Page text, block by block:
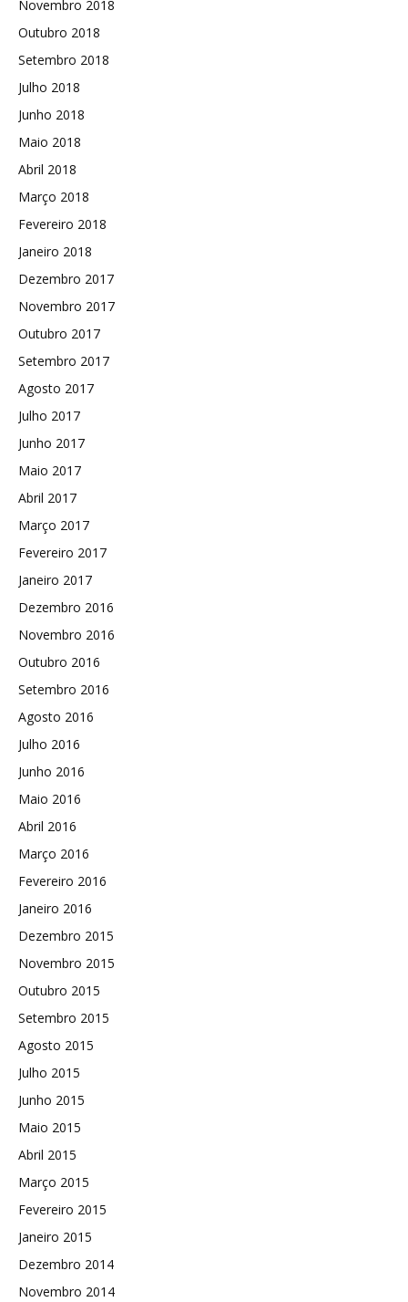
Novembro 2018
Outubro 2018
Setembro 2018
Julho 2018
Junho 2018
Maio 2018
Abril 2018
Março 2018
Fevereiro 2018
Janeiro 2018
Dezembro 2017
Novembro 2017
Outubro 2017
Setembro 2017
Agosto 2017
Julho 2017
Junho 2017
Maio 2017
Abril 2017
Março 2017
Fevereiro 2017
Janeiro 2017
Dezembro 2016
Novembro 2016
Outubro 2016
Setembro 2016
Agosto 2016
Julho 2016
Junho 2016
Maio 2016
Abril 2016
Março 2016
Fevereiro 2016
Janeiro 2016
Dezembro 2015
Novembro 2015
Outubro 2015
Setembro 2015
Agosto 2015
Julho 2015
Junho 2015
Maio 2015
Abril 2015
Março 2015
Fevereiro 2015
Janeiro 2015
Dezembro 2014
Novembro 2014